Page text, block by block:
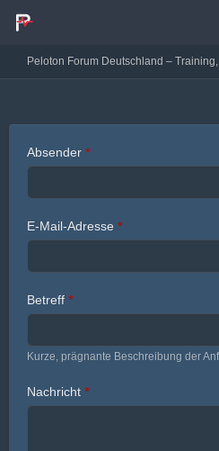
Peloton Forum Deutschland –
Absender *
E-Mail-Adresse *
Betreff *
Kurze, prägnante Beschreibung der
Nachricht *